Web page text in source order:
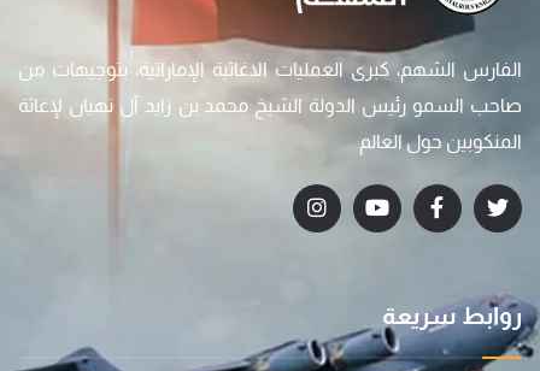
الفارس الشهم، كبرى العمليات الاغاثية الإماراتية، بتوجيهات من
صاحب السمو رئيس الدولة الشيخ محمد بن زايد آل نهيان لإغاثة
المنكوبين حول العالم
روابط سريعة